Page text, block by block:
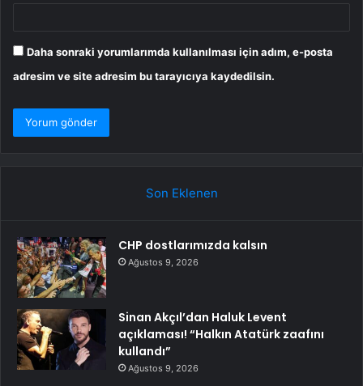
Daha sonraki yorumlarımda kullanılması için adım, e-posta
adresim ve site adresim bu tarayıcıya kaydedilsin.
Son Eklenen
CHP dostlarımızda kalsın
Ağustos 9, 2026
Sinan Akçıl’dan Haluk Levent
açıklaması! “Halkın Atatürk zaafını
kullandı”
Ağustos 9, 2026